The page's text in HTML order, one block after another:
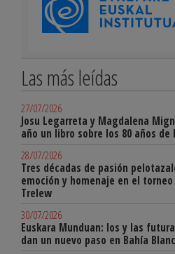
Las más leídas
27/07/2026
Josu Legarreta y Magdalena
año un libro sobre los 80 años de
28/07/2026
Tres décadas de pasión
emoción y homenaje en el torneo
Trelew
30/07/2026
Euskara Munduan: los y las
dan un nuevo paso en Bahía